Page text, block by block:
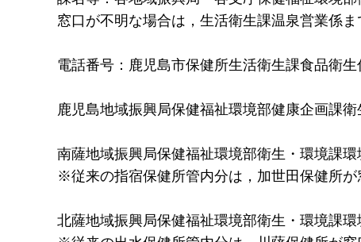
窓口が不明な場合は，生活衛生課温泉営業係ま
電話番号：鹿児島市保健所生活衛生課食品衛
鹿児島地域振興局保健福祉環境部健康企画課
南薩地域振興局保健福祉環境部衛生・環境課
※従来の指宿保健所管内分は，加世田保健所が
北薩地域振興局保健福祉環境部衛生・環境課